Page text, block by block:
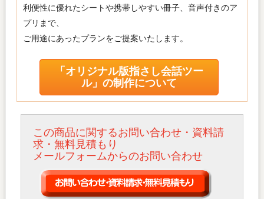
利便性に優れたシートや携帯しやすい冊子、音声付きのア
プリまで、
ご用途にあったプランをご提案いたします。
「オリジナル版指さし会話ツー
ル」の制作について
この商品に関するお問い合わせ・資料請
求・無料見積もり
メールフォームからのお問い合わせ